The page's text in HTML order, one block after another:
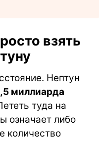
взять
Нептун
миллиарда
туда на
означает либо
количество